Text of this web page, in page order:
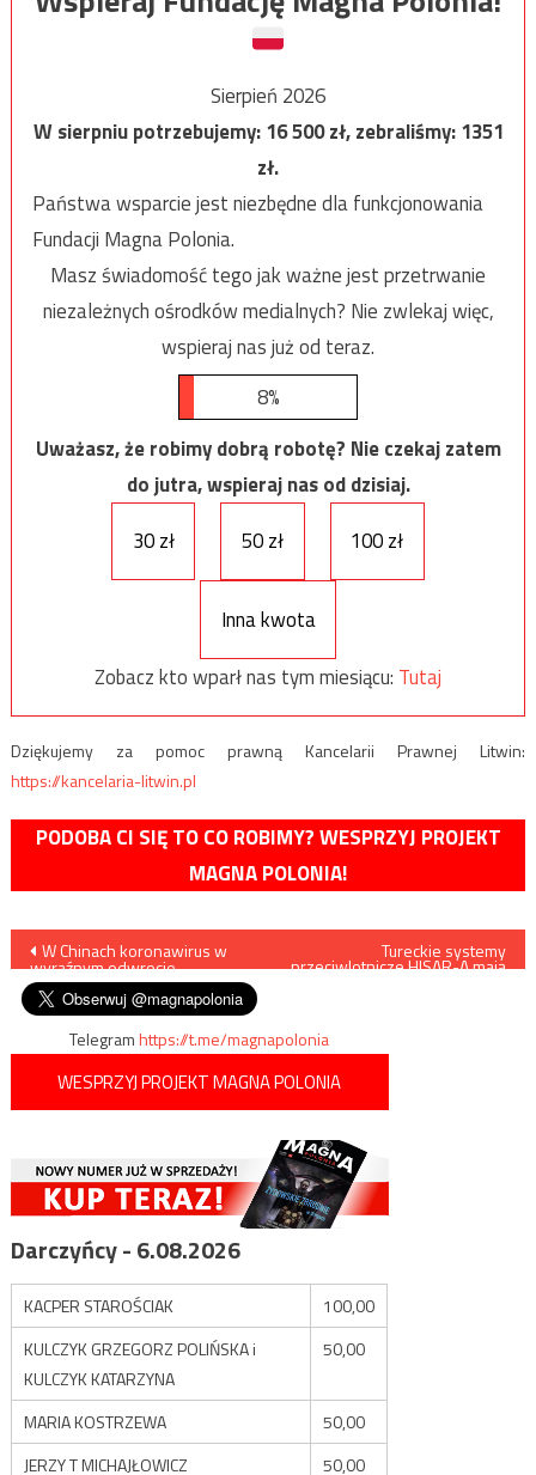
Sierpień 2026
W sierpniu potrzebujemy:16 500zł, zebraliśmy:1351
zł.
Państwa wsparcie jest niezbędne dla funkcjonowania
Fundacji Magna Polonia.
Masz świadomość tego jak ważne jest przetrwanie
niezależnych ośrodków medialnych? Nie zwlekaj więc,
wspieraj nas już od teraz.
8%
Uważasz, że robimy dobrą robotę? Nie czekaj zatem
do jutra, wspieraj nas od dzisiaj.
30 zł
50 zł 100 zł
Inna kwota
Zobacz kto wparł nas tym miesiącu: Tutaj
Dziękujemy za pomoc prawną Kancelarii Prawnej Litwin:
https://kancelaria-litwin.pl
PODOBA CI SIĘ TO CO ROBIMY? WESPRZYJ PROJEKT
MAGNA POLONIA!
Nawigacja
wpisu
W Chinach koronawirus w
wyraźnym odwrocie
Tureckie systemy
przeciwlotnicze HISAR-A mają
Telegramhttps://t.me/magnapolonia
WESPRZYJ PROJEKT MAGNA POLONIA
Darczyńcy - 6.08.2026
KACPER STAROŚCIAK
100,00
KULCZYK GRZEGORZ POLIŃSKA i
KULCZYK KATARZYNA
50,00
MARIA KOSTRZEWA
50,00
JERZY T MICHAJŁOWICZ
50,00